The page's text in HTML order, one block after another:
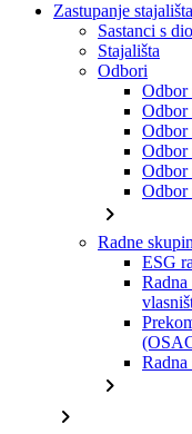
Zastupanje stajališta
Sastanci s
Stajališta
Odbori
Odbor
Odbor
Odbor
Odbor
Odbor
Odbor
chevron_right
Radne
ESG
chevron_right
chevron_right